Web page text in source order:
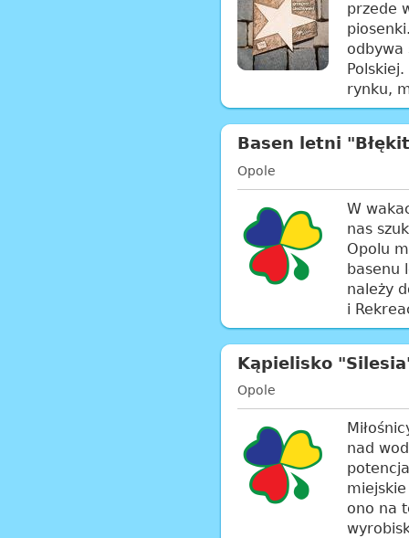
przede
odbywa
rynku,
Basen letni
Opole
W
nas
Opolu
basenu
należy
i
Kąpielisko
Opole
nad
ono na